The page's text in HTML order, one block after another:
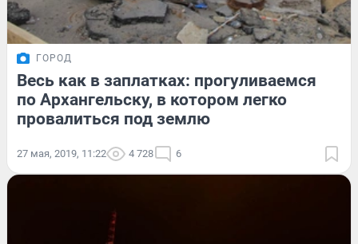
ГОРОД
Весь как в заплатках: прогуливаемся
по Архангельску, в котором легко
провалиться под землю
27 мая, 2019, 11:22 4 728 6